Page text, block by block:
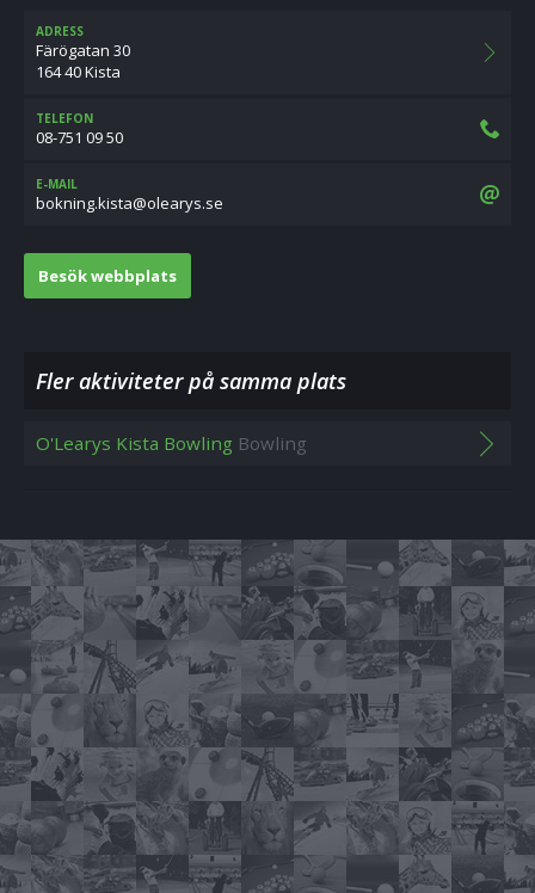
ADRESS
Färögatan 30
164 40 Kista
TELEFON
08-751 09 50
E-MAIL
es.syraelo@atsik.gninkob
Besök webbplats
Fler aktiviteter på samma plats
O'Learys Kista Bowling Bowling